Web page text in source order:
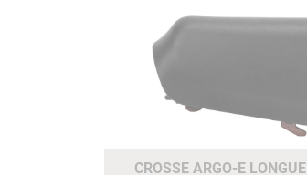
CROSSE ARGO-E LONGUE